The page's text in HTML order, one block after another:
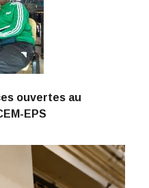
ouvertes au
EPS